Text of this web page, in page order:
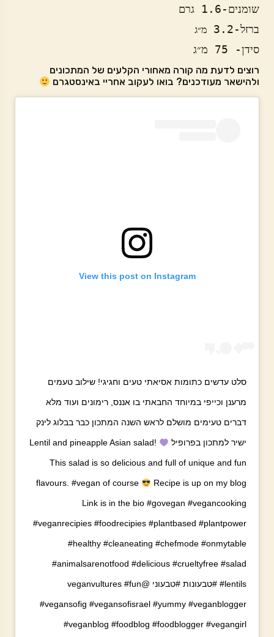
ברזל-3.2
מ״ג
סידן- 75 מ״ג
רוצים לדעת מה קורה מאחורי הקלעים של המתכונים
ולהישאר מעודכנים? בואו לעקוב אחריי באינסטגרם
View this post on Instagram
סלט עדשים כתומות אסיאתי טעים וחגיגי! שילוב טעמים
מרענן וכייפי במיוחד החבאתי בו אננס, רימונים ועוד מלא
דברים טעימים מושלם לראש השנה המתכון כבר בבלוג לינק
ישיר למתכון בפרופיל Lentil and pineapple Asian salad!
This salad is so delicious and full of unique and fun
flavours. #vegan of course Recipe is up on my blog
Link is in the bio #govegan #vegancooking
#veganrecipies #foodrecipies #plantbased #plantpower
#healthy #cleaneating #chefmode #onmytable
#animalsarenotfood #delicious #crueltyfree #salad
#lentils #טבעונות #טבעוני @veganvultures #fun
#vegansofig #vegansofisrael #yummy #veganblogger
#veganblog #foodblog #foodblogger #vegangirl